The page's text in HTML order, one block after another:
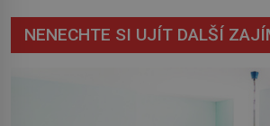
NENECHTE SI UJÍT DALŠÍ